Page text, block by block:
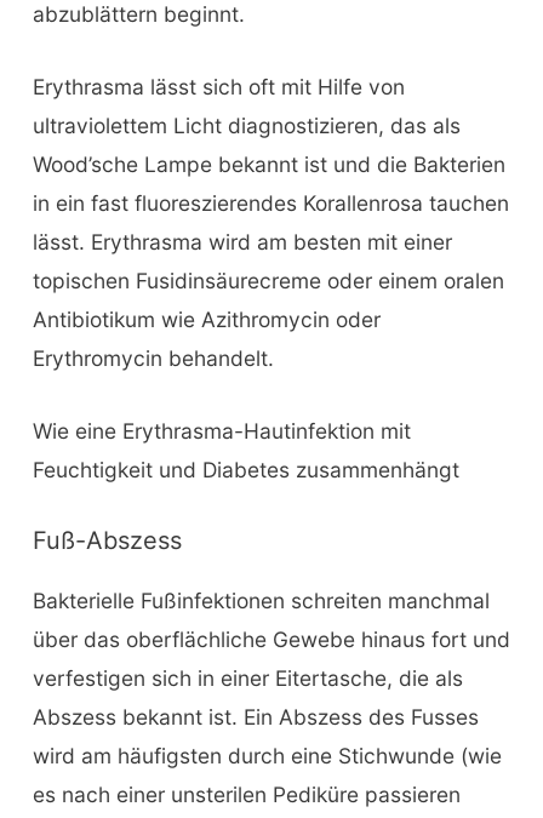
abzublättern beginnt.
Erythrasma lässt sich oft mit Hilfe von
ultraviolettem Licht diagnostizieren, das als
Wood’sche Lampe bekannt ist und die Bakterien
in ein fast fluoreszierendes Korallenrosa tauchen
lässt. Erythrasma wird am besten mit einer
topischen Fusidinsäurecreme oder einem oralen
Antibiotikum wie Azithromycin oder
Erythromycin behandelt.
Wie eine Erythrasma-Hautinfektion mit
Feuchtigkeit und Diabetes zusammenhängt
Fuß-Abszess
Bakterielle Fußinfektionen schreiten manchmal
über das oberflächliche Gewebe hinaus fort und
verfestigen sich in einer Eitertasche, die als
Abszess bekannt ist. Ein Abszess des Fusses
wird am häufigsten durch eine Stichwunde (wie
es nach einer unsterilen Pediküre passieren